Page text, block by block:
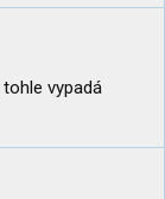
vypadá